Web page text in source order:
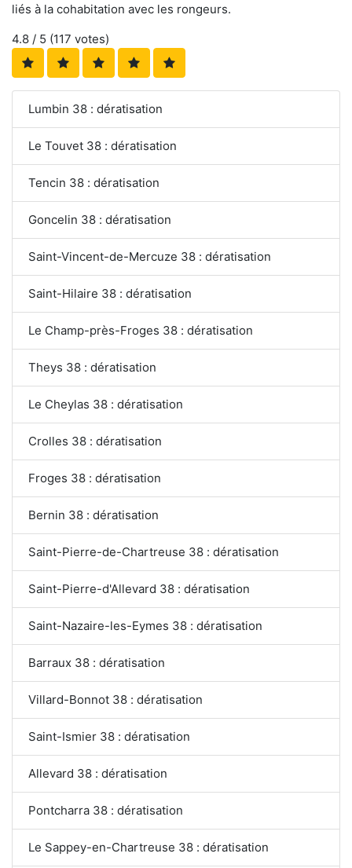
liés à la cohabitation avec les rongeurs.
4.8 / 5 (117 votes)
Lumbin 38 : dératisation
Le Touvet 38 : dératisation
Tencin 38 : dératisation
Goncelin 38 : dératisation
Saint-Vincent-de-Mercuze 38 : dératisation
Saint-Hilaire 38 : dératisation
Le Champ-près-Froges 38 : dératisation
Theys 38 : dératisation
Le Cheylas 38 : dératisation
Crolles 38 : dératisation
Froges 38 : dératisation
Bernin 38 : dératisation
Saint-Pierre-de-Chartreuse 38 : dératisation
Saint-Pierre-d'Allevard 38 : dératisation
Saint-Nazaire-les-Eymes 38 : dératisation
Barraux 38 : dératisation
Villard-Bonnot 38 : dératisation
Saint-Ismier 38 : dératisation
Allevard 38 : dératisation
Pontcharra 38 : dératisation
Le Sappey-en-Chartreuse 38 : dératisation